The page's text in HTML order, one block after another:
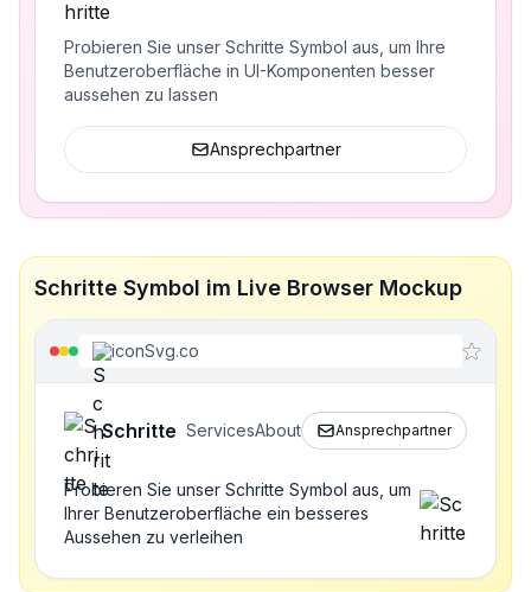
Probieren Sie unser Schritte Symbol aus, um Ihre
Benutzeroberfläche in UI-Komponenten besser
aussehen zu lassen
Ansprechpartner
Schritte Symbol im Live Browser Mockup
iconSvg.co
Schritte ServicesAbout Ansprechpartner
Probieren Sie unser Schritte Symbol aus, um
Ihrer Benutzeroberfläche ein besseres
Aussehen zu verleihen